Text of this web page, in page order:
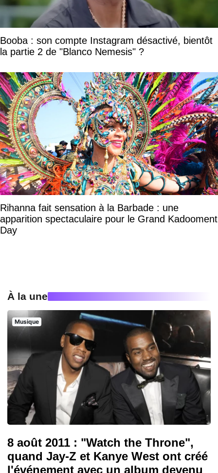
Booba : son compte Instagram désactivé, bientôt
la partie 2 de "Blanco Nemesis" ?
Rihanna fait sensation à la Barbade : une
apparition spectaculaire pour le Grand Kadooment
Day
À la une
Musique
8 août 2011 : "Watch the Throne",
quand Jay-Z et Kanye West ont créé
l'événement avec un album devenu